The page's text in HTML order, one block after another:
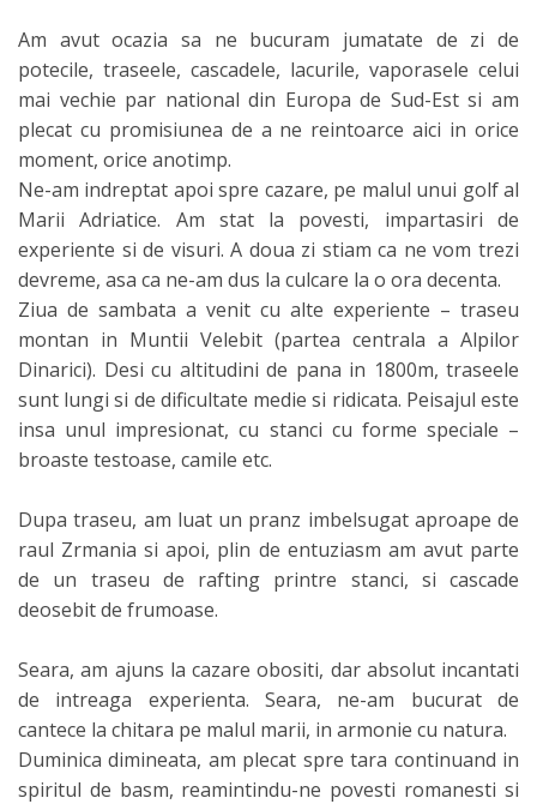
Am avut ocazia sa ne bucuram jumatate de zi de
potecile, traseele, cascadele, lacurile, vaporasele celui
mai vechie par national din Europa de Sud-Est si am
plecat cu promisiunea de a ne reintoarce aici in orice
moment, orice anotimp.
Ne-am indreptat apoi spre cazare, pe malul unui golf al
Marii Adriatice. Am stat la povesti, impartasiri de
experiente si de visuri. A doua zi stiam ca ne vom trezi
devreme, asa ca ne-am dus la culcare la o ora decenta.
Ziua de sambata a venit cu alte experiente – traseu
montan in Muntii Velebit (partea centrala a Alpilor
Dinarici). Desi cu altitudini de pana in 1800m, traseele
sunt lungi si de dificultate medie si ridicata. Peisajul este
insa unul impresionat, cu stanci cu forme speciale –
broaste testoase, camile etc.
Dupa traseu, am luat un pranz imbelsugat aproape de
raul Zrmania si apoi, plin de entuziasm am avut parte
de un traseu de rafting printre stanci, si cascade
deosebit de frumoase.
Seara, am ajuns la cazare obositi, dar absolut incantati
de intreaga experienta. Seara, ne-am bucurat de
cantece la chitara pe malul marii, in armonie cu natura.
Duminica dimineata, am plecat spre tara continuand in
spiritul de basm, reamintindu-ne povesti romanesti si